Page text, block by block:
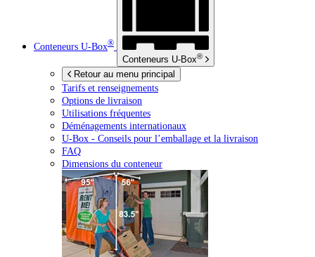
Conteneurs U-Box®
Conteneurs U-Box®
Retour au menu principal
Tarifs et renseignements
Options de livraison
Utilisations fréquentes
Déménagements internationaux
U-Box - Conseils pour l’emballage et la livraison
FAQ
Dimensions du conteneur